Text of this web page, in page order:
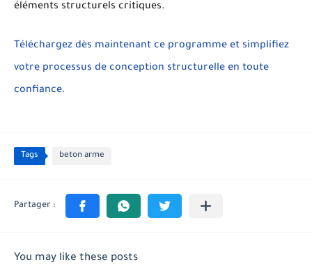
éléments structurels critiques.
Téléchargez dès maintenant ce programme et simplifiez
votre processus de conception structurelle en toute
confiance.
Tags beton arme
You may like these posts